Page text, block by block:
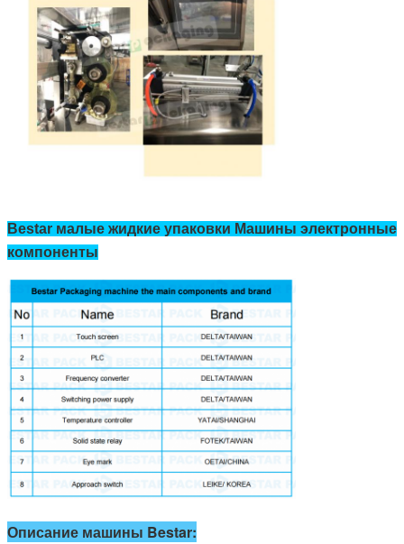
Bestar малые жидкие упаковки Машины электронные
компоненты
Описание машины Bestar: